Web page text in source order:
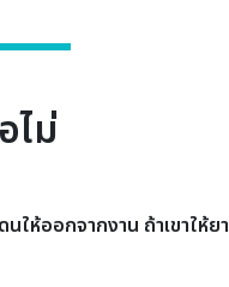
ไม่
ห้ออกจากงาน ถ้าเขาให้ย